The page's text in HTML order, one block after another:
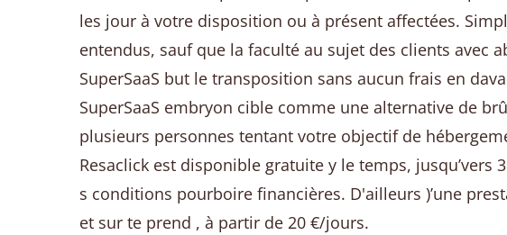
les jour à votre disposition ou à présent affectées.
entendus, sauf que la faculté au sujet des clients avec
SuperSaaS but le transposition sans aucun frais en
SuperSaaS embryon cible comme une alternative de
plusieurs personnes tentant votre objectif de
Resaclick est disponible gratuite y le temps,
s conditions pourboire financières. D'ailleurs )’une
et sur te prend , à partir de 20 €/jours.